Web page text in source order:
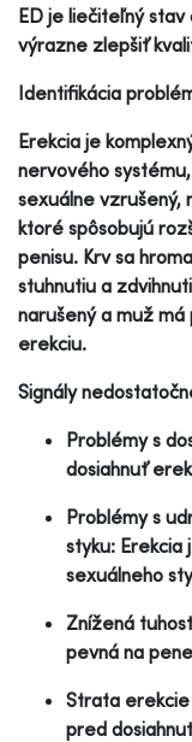
ED je liečiteľný stav
výrazne zlepšiť
Identifikácia
Erekcia je
nervového
sexuálne vzrušený,
ktoré spôsobujú
penisu. Krv sa
stuhnutiu a
narušený a muž
erekciu.
Signály
Problémy s
dosiahnuť
Problémy s
styku: Erekcia
sexuálneho
Znížená
pevná na
Strata
pred